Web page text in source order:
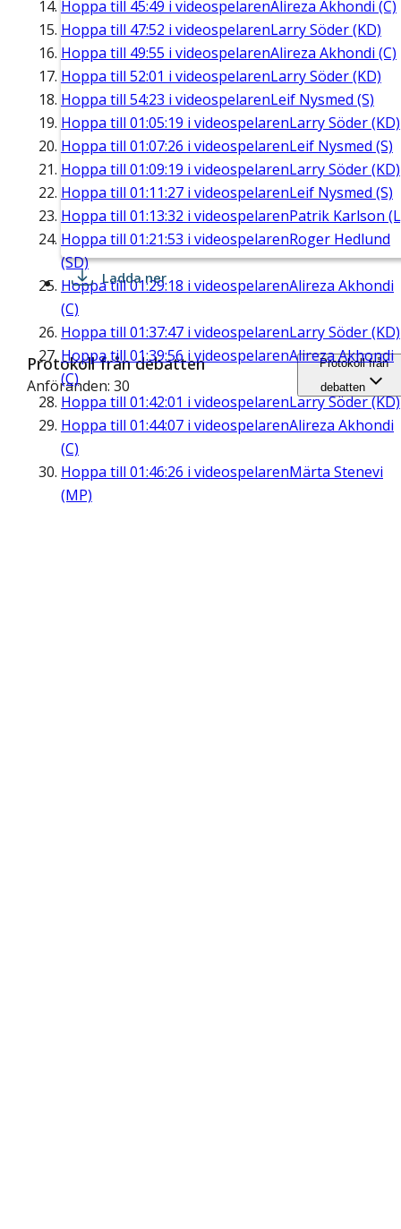
Hoppa till 45:49 i videospelarenAlireza Akhondi (C)
Hoppa till 47:52 i videospelarenLarry Söder (KD)
Hoppa till 49:55 i videospelarenAlireza Akhondi (C)
Hoppa till 52:01 i videospelarenLarry Söder (KD)
Hoppa till 54:23 i videospelarenLeif Nysmed (S)
Hoppa till 01:05:19 i videospelarenLarry Söder (KD)
Hoppa till 01:07:26 i videospelarenLeif Nysmed (S)
Hoppa till 01:09:19 i videospelarenLarry Söder (KD)
Hoppa till 01:11:27 i videospelarenLeif Nysmed (S)
Hoppa till 01:13:32 i videospelarenPatrik Karlson
Hoppa till 01:21:53 i videospelarenRoger Hedlund
(SD)
Hoppa till01:29:18 i videospelarenAlireza Akhondi
(C)
Hoppa till 01:37:47 i videospelarenLarry Söder (KD)
Hoppa till 01:39:56 i videospelarenAlireza Akhondi
(C)
Hoppa till 01:42:01 i videospelarenLarry Söder (KD)
Hoppa till 01:44:07 i videospelarenAlireza Akhondi
(C)
Hoppa till 01:46:26 i videospelarenMärta Stenevi
(MP)
Ladda ner
Protokoll från debatten
Anföranden: 30
Protokoll från
debatten